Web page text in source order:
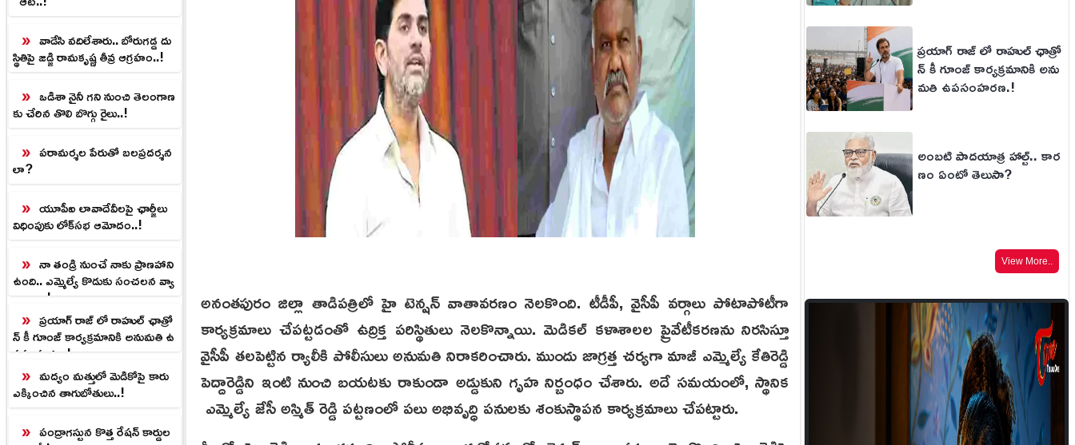
వాడేసి వదిలేశారు.. బోరుగడ్డ దు
స్థితిపై జడ్జి రామకృష్ణ తీవ్ర ఆగ్రహం..!
ఒడిశా నైనీ గని నుంచి తెలంగాణ
కు చేరిన తొలి బొగ్గు రైలు..!
పరామర్శల పేరుతో బలప్రదర్శన
లా?
యూపీఐ లావాదేవీలపై ఛార్జీలు
విధింపుకు లోక్‌సభ ఆమోదం..!
నా తండ్రి నుంచే నాకు ప్రాణహాని
ఉంది.. ఎమ్మెల్యే కొడుకు సంచలన వ్యా
ఖ్యలు ..!
ప్రయాగ్ రాజ్ లో రాహుల్ ఛాత్రో
న్ కీ గూంజ్ కార్యక్రమానికి అనుమతి ఉ
పసంహరణ.!
మద్యం మత్తులో మెడికోపై కారు
ఎక్కించిన తాగుబోతులు..!
పంద్రాగస్టున కొత్త రేషన్ కార్డుల
అనంతపురం జిల్లా తాడిపత్రిలో హై టెన్షన్ వాతావరణం నెలకొంది. టీడీపీ, వైసీపీ వర్గాలు పోటాపోటీగా
కార్యక్రమాలు చేపట్టడంతో ఉద్రిక్త పరిస్థితులు నెలకొన్నాయి. మెడికల్ కళాశాలల ప్రైవేటీకరణను నిరసిస్తూ
వైసీపీ తలపెట్టిన ర్యాలీకి పోలీసులు అనుమతి నిరాకరించారు. ముందు జాగ్రత్త చర్యగా మాజీ ఎమ్మెల్యే కేతిరెడ్డి
పెద్దారెడ్డిని ఇంటి నుంచి బయటకు రాకుండా అడ్డుకుని గృహ నిర్బంధం చేశారు. అదే సమయంలో, స్థానిక
ఎమ్మెల్యే జేసీ అస్మిత్ రెడ్డి పట్టణంలో పలు అభివృద్ధి పనులకు శంకుస్థాపన కార్యక్రమాలు చేపట్టారు.
ప్రయాగ్ రాజ్ లో రాహుల్ ఛాత్రో
న్ కీ గూంజ్ కార్యక్రమానికి అను
మతి ఉపసంహరణ.!
అంబటి పాదయాత్ర హాల్ట్.. కార
ణం ఏంటో తెలుసా?
View More..